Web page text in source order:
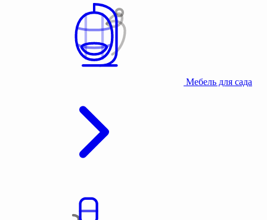
Мебель для сада